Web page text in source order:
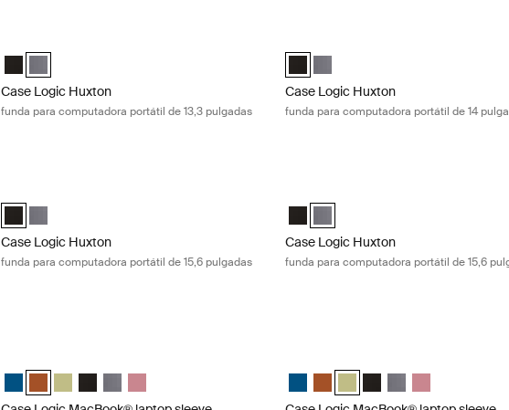
Case Logic Huxton 13.3" Laptop Sleeve Negro
Case Logic Huxton 13.3" Laptop Sleeve Grafito (selected)
Case Logic Huxton
funda para computadora portátil de 13,3 pulgadas
Case Logic Huxton 14" Laptop Sleeve
Case Logic Huxton 14" Laptop
Case Logic Huxton
funda para computadora portátil de 14
Case Logic Huxton 15.6" Laptop Sleeve Negro (selected)
Case Logic Huxton 15.6" Laptop Sleeve Grafito
Case Logic Huxton
funda para computadora portátil de 15,6 pulgadas
Case Logic Huxton 15.6" Laptop
Case Logic Huxton 15.6" Laptop
Case Logic Huxton
funda para computadora portátil de 15,6
Case Logic 13.3" Laptop and MacBook Sleeve Dark Teal
Case Logic 13.3" Laptop and MacBook Sleeve Rustic Amber (selected)
Case Logic 13.3" Laptop and MacBook Sleeve Dill
Case Logic 13.3" Laptop and MacBook Sleeve Negro
Case Logic 13.3" Laptop and MacBook Sleeve Grafito
Case Logic 13.3" Laptop and MacBook Sleeve Heather rose
Case Logic 13.3" Laptop and
Case Logic 13.3" Laptop and
Case Logic 13.3" Laptop and
Case Logic 13.3" Laptop
Case Logic 13.3"
Case Logic